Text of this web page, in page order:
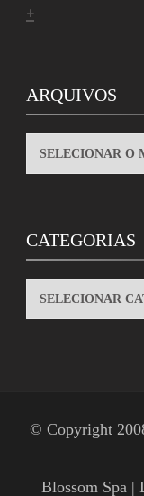
+
ARQUIVOS
ARQUIVOS
CATEGORIAS
CATEGORIAS
© Copyright
Blossom Spa |